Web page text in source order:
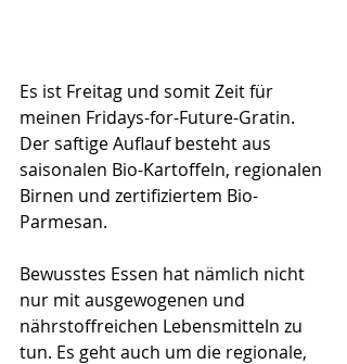
Es ist Freitag und somit Zeit für
meinen Fridays-for-Future-Gratin.
Der saftige Auflauf besteht aus
saisonalen Bio-Kartoffeln, regionalen
Birnen und zertifiziertem Bio-
Parmesan.
Bewusstes Essen hat nämlich nicht
nur mit ausgewogenen und
nährstoffreichen Lebensmitteln zu
tun. Es geht auch um die regionale,